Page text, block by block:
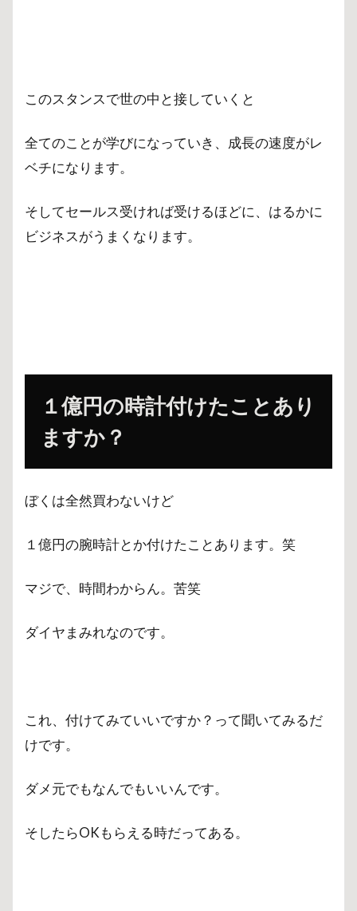
このスタンスで世の中と接していくと
全てのことが学びになっていき、成長の速度がレ
ベチになります。
そしてセールス受ければ受けるほどに、はるかに
ビジネスがうまくなります。
１億円の時計付けたことあり
ますか？
ぼくは全然買わないけど
１億円の腕時計とか付けたことあります。笑
マジで、時間わからん。苦笑
ダイヤまみれなのです。
これ、付けてみていいですか？って聞いてみるだ
けです。
ダメ元でもなんでもいいんです。
そしたらOKもらえる時だってある。